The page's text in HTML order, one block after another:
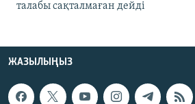
талабы сақталмаған дейді
ЖАЗЫЛЫҢЫЗ